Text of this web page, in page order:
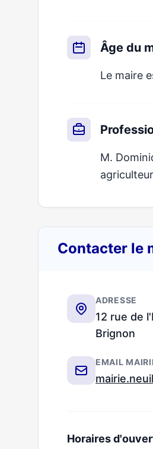
Âge du
Le maire
M.
Contacter le
ADRESSE
12 rue de
Brignon
EMAIL
Horaires